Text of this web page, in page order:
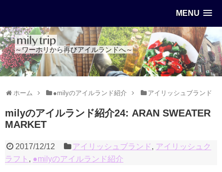
MENU
～ワーホリから再びアイルランドへ～
ホーム ●milyのアイルランド紹介 アイリッシュブランド
milyのアイルランド紹介24: ARAN SWEATER
MARKET
2017/12/12 アイリッシュブランド, アイリッシュク
ラフト , ●milyのアイルランド紹介